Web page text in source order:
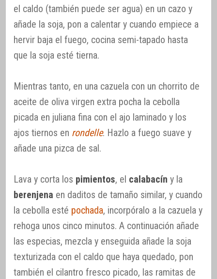
el caldo (también puede ser agua) en un cazo y
añade la soja, pon a calentar y cuando empiece a
hervir baja el fuego, cocina semi-tapado hasta
que la soja esté tierna.
Mientras tanto, en una cazuela con un chorrito de
aceite de oliva virgen extra pocha la cebolla
picada en juliana fina con el ajo laminado y los
ajos tiernos en rondelle. Hazlo a fuego suave y
añade una pizca de sal.
Lava y corta los pimientos, el calabacín y la
berenjena en daditos de tamaño similar, y cuando
la cebolla esté pochada, incorpóralo a la cazuela y
rehoga unos cinco minutos. A continuación añade
las especias, mezcla y enseguida añade la soja
texturizada con el caldo que haya quedado, pon
también el cilantro fresco picado, las ramitas de